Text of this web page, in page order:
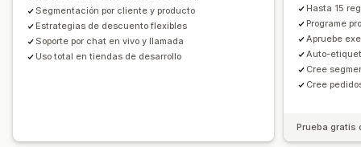
Segmentación por cliente y producto
Estrategias de descuento flexibles
Soporte por chat en vivo y llamada
Uso total en tiendas de desarrollo
Hasta 15
Programe
Apruebe
Auto-
Cree
Cree
Prueba gratis